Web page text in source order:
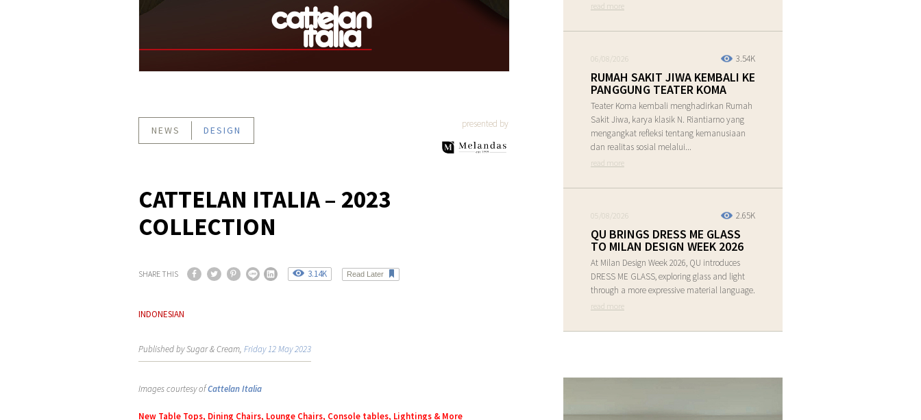
NEWS DESIGN
presented by
CATTELAN ITALIA – 2023
COLLECTION
SHARE THIS 3.14K Read Later
INDONESIAN
Published by Sugar & Cream, Friday 12 May 2023
Images courtesy ofCattelan Italia
New Table Tops, Dining Chairs, Lounge Chairs, Console tables, Lightings & More
read more
3.54K
06/08/2026
RUMAH SAKIT JIWA KEMBALI KE
PANGGUNG TEATER KOMA
Teater Koma kembali menghadirkan Rumah
Sakit Jiwa, karya klasik N. Riantiarno yang
mengangkat refleksi tentang kemanusiaan
dan realitas sosial melalui...
read more
2.65K
05/08/2026
QU BRINGS DRESS ME GLASS
TO MILAN DESIGN WEEK 2026
At Milan Design Week 2026, QU introduces
DRESS ME GLASS, exploring glass and light
through a more expressive material language.
read more